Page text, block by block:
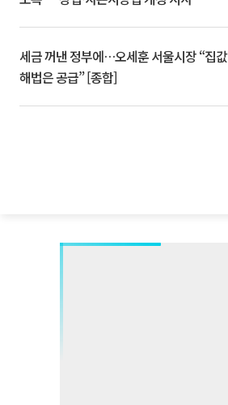
세금 꺼낸 정부에…오세훈 서울시장 “집값
해법은 공급” [종합]